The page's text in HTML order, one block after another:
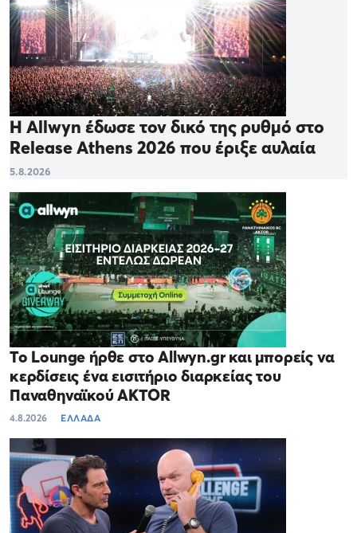
Η Allwyn έδωσε τον δικό της ρυθμό στο
Release Athens 2026 που έριξε αυλαία
5.8.2026
Το Lounge ήρθε στο Allwyn.gr και μπορείς να
κερδίσεις ένα εισιτήριο διαρκείας του
Παναθηναϊκού AKTOR
4.8.2026 ΕΛΛΑΔΑ